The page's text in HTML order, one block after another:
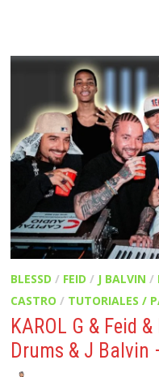
BLESSD / FEID / J BALVIN /
CASTRO / TUTORIALES /
KAROL G & Feid
Drums & J Balvin